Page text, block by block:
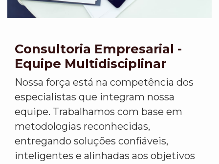
Consultoria Empresarial -
Equipe Multidisciplinar
Nossa força está na competência dos
especialistas que integram nossa
equipe. Trabalhamos com base em
metodologias reconhecidas,
entregando soluções confiáveis,
inteligentes e alinhadas aos objetivos